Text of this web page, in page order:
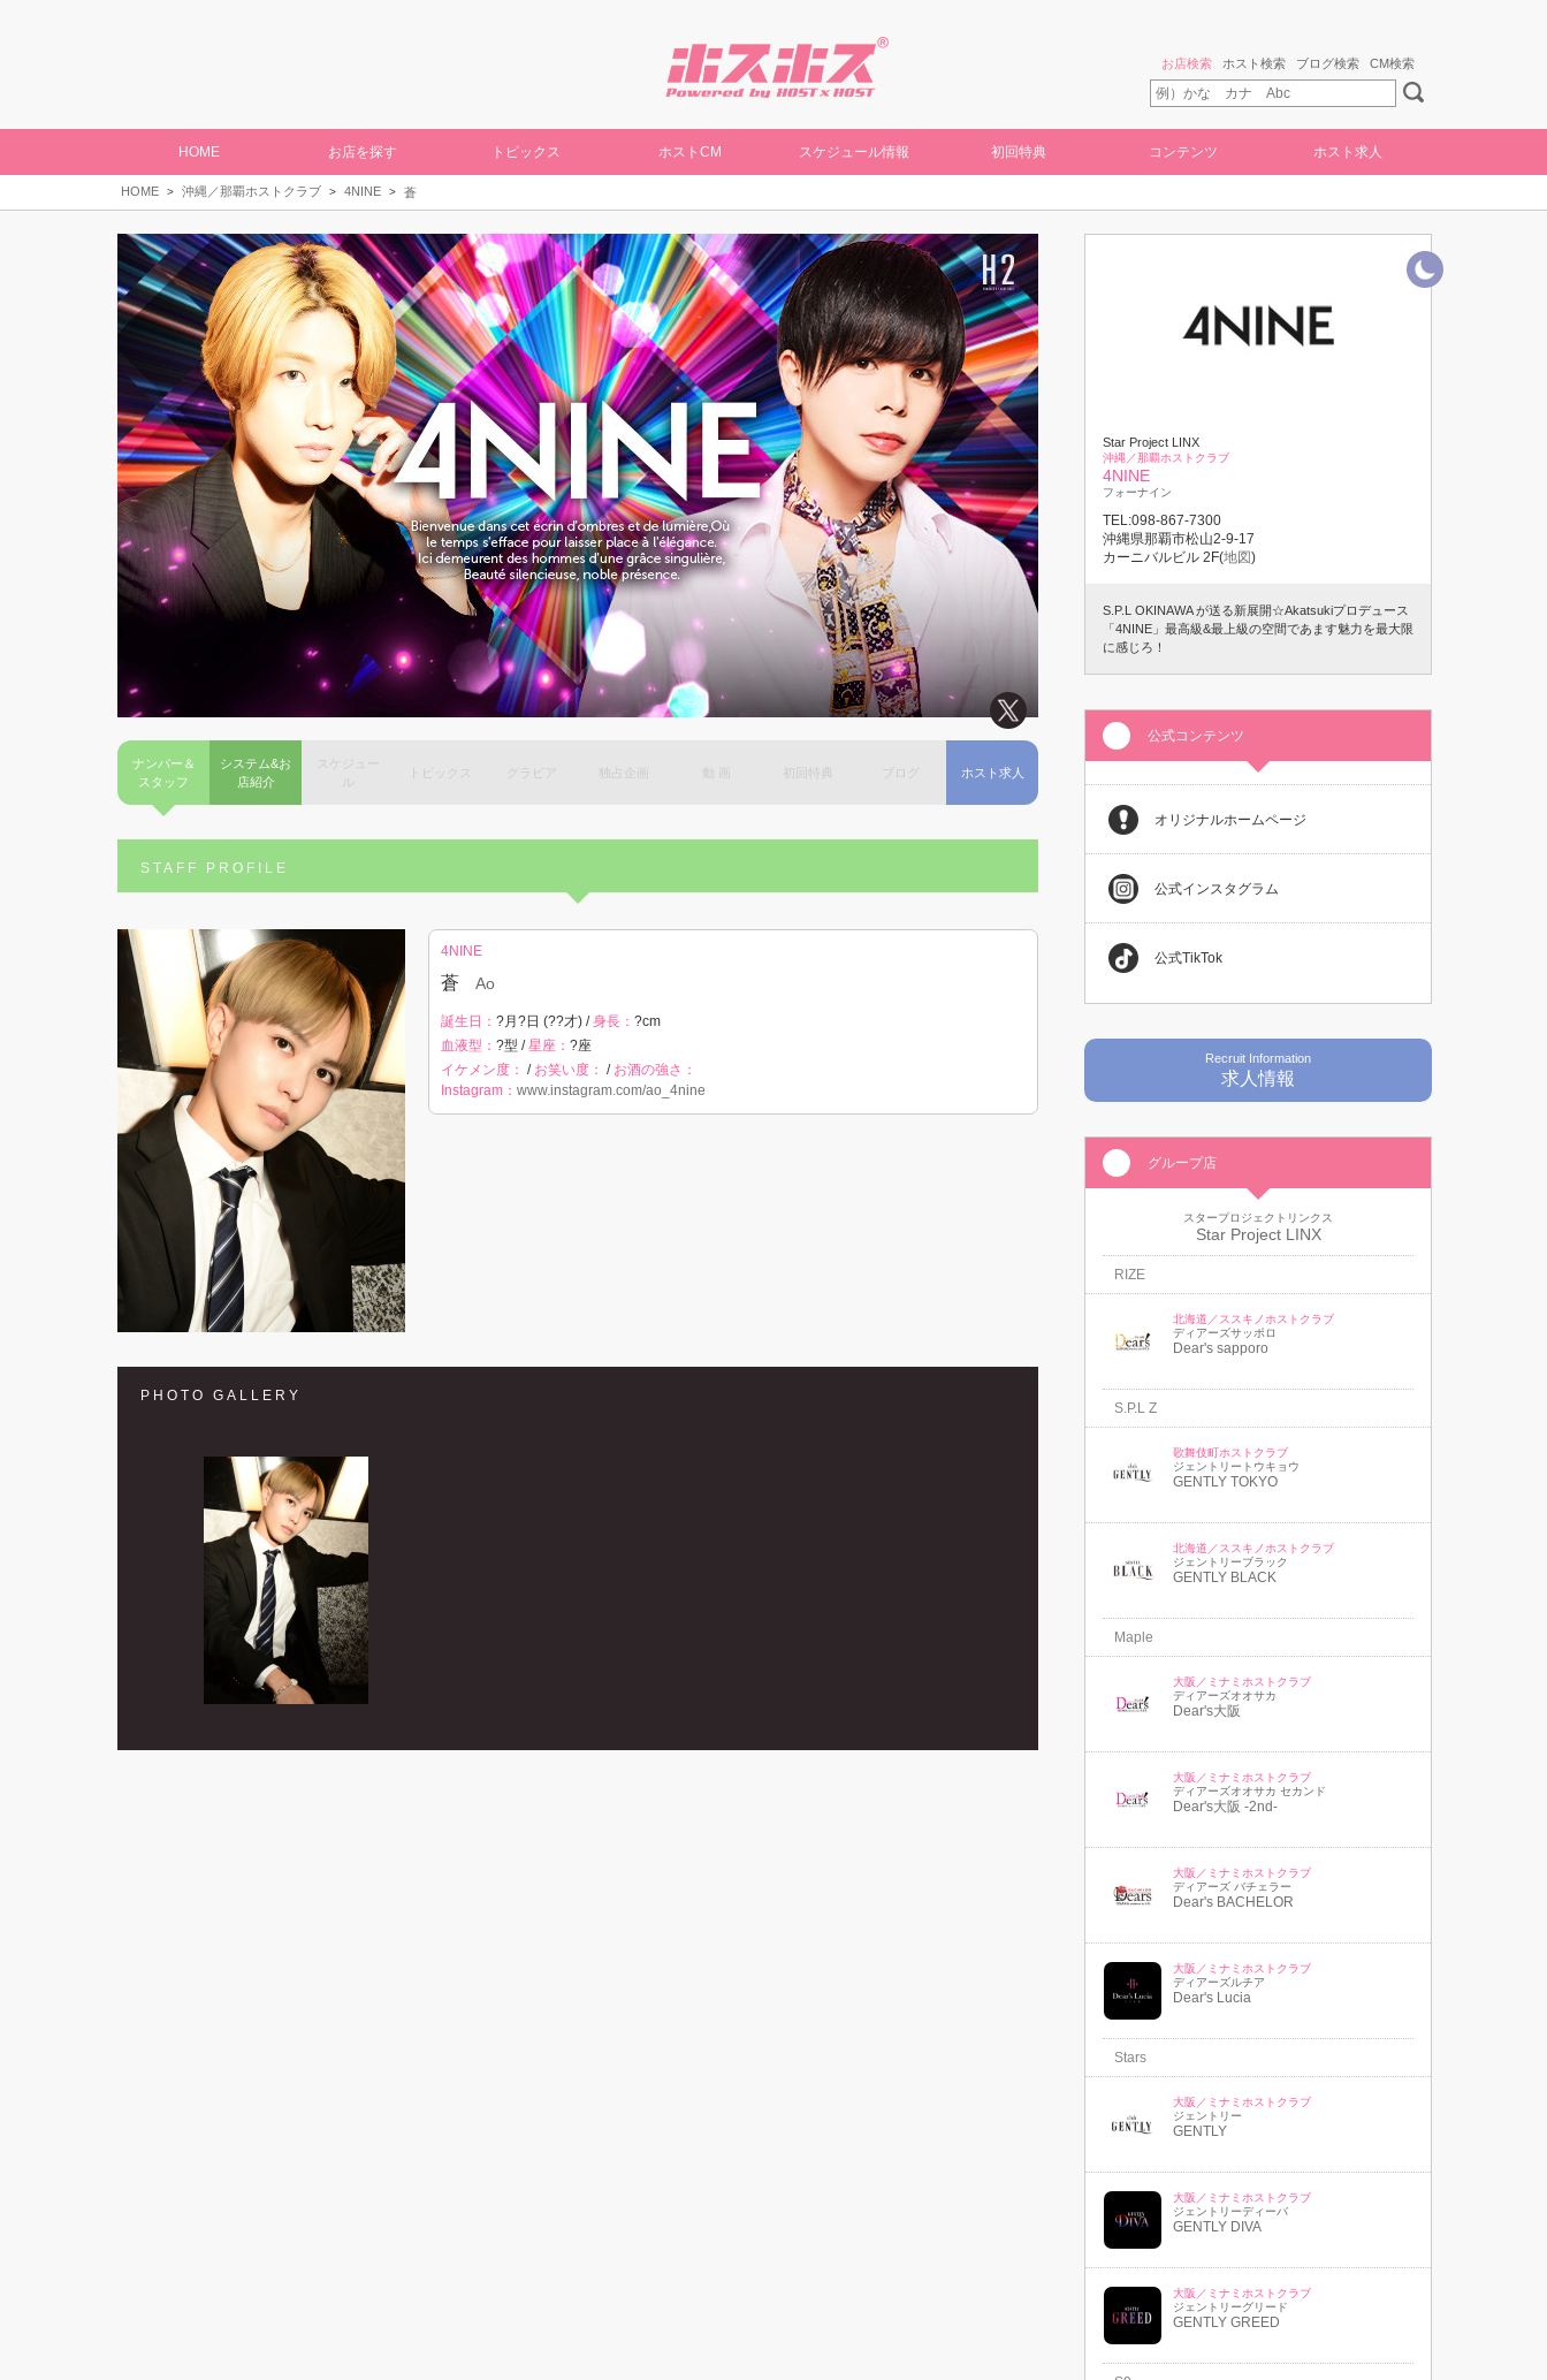
お店検索 ホスト検索 ブログ検索 CM検索
HOME お店を探す トピックス ホストCM スケジュール情報 初回特典 コンテンツ ホスト求人
HOME 沖縄／那覇ホストクラブ 4NINE 蒼
ナンバー＆
スタッフ
システム&お
店紹介
スケジュー
トピックス グラビア 独占企画 初回特典 ブログ ホスト求人
STAFF PROFILE
4NINE
蒼 Ao
誕生日： ?月?日 (??才) /身長： ?cm
血液型： ?型 /星座： ?座
イケメン度： / お笑い度： / お酒の強さ：
Instagram： www.instagram.com/ao_4nine
PHOTO GALLERY
Star Project LINX
沖縄／那覇ホストクラブ
4NINE
フォーナイン
TEL:098-867-7300
沖縄県那覇市松山2-9-17
カーニバルビル 2F(地図)
S.P.L OKINAWA が送る新展開☆Akatsukiプロデュース
「4NINE」最高級&最上級の空間であます魅力を最大限
に感じろ！
公式コンテンツ
オリジナルホームページ
公式インスタグラム
公式TikTok
Recruit Information
求人情報
グループ店
スタープロジェクトリンクス
Star Project LINX
RIZE
北海道／ススキノホストクラブ
ディアーズサッポロ
Dear's sapporo
S.P.L Z
歌舞伎町ホストクラブ
ジェントリートウキョウ
GENTLY TOKYO
北海道／ススキノホストクラブ
ジェントリーブラック
GENTLY BLACK
Maple
大阪／ミナミホストクラブ
ディアーズオオサカ
Dear's大阪
大阪／ミナミホストクラブ
ディアーズオオサカ セカンド
Dear's大阪 -2nd-
大阪／ミナミホストクラブ
ディアーズ バチェラー
Dear's BACHELOR
大阪／ミナミホストクラブ
ディアーズルチア
Dear's Lucia
Stars
大阪／ミナミホストクラブ
ジェントリー
GENTLY
大阪／ミナミホストクラブ
ジェントリーディーバ
GENTLY DIVA
大阪／ミナミホストクラブ
ジェントリーグリード
GENTLY GREED